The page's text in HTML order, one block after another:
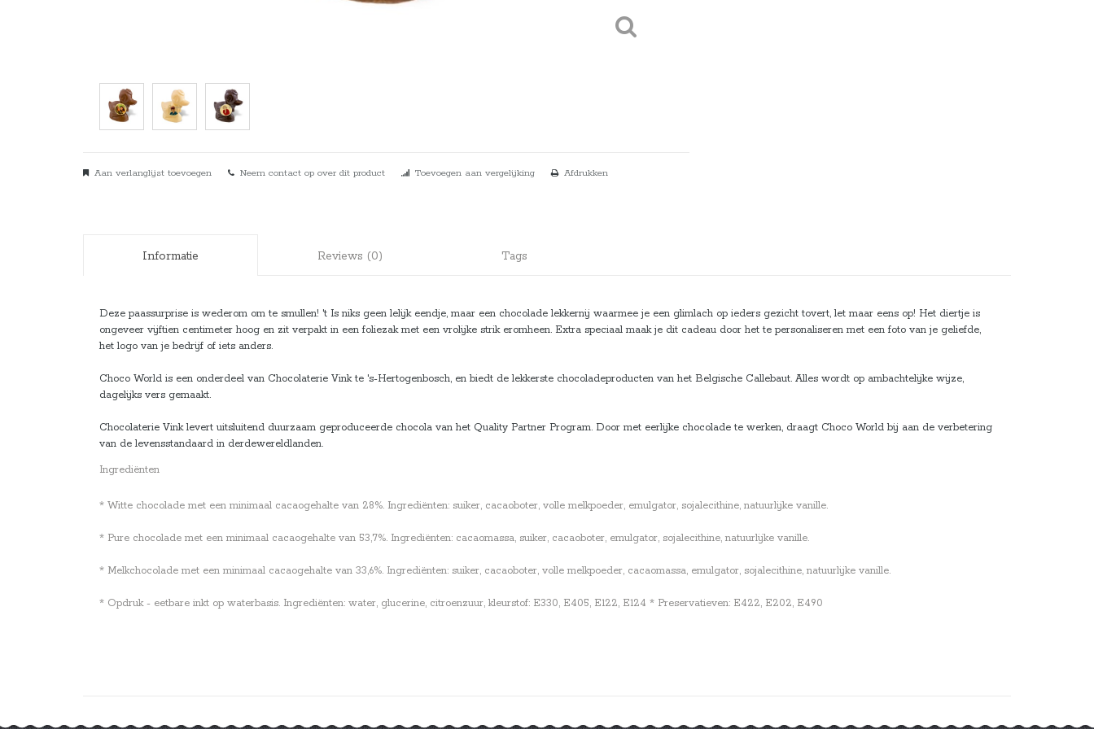
Aan verlanglijst toevoegen Neem contact op over dit product Toevoegen aan vergelijking Afdrukken
Informatie Reviews (0) Tags
Deze paassurprise is wederom om te smullen! 't Is niks geen lelijk eendje, maar een chocolade lekkernij waarmee je een glimlach op ieders gezicht tovert, let maar eens op! Het diertje is
ongeveer vijftien centimeter hoog en zit verpakt in een foliezak met een vrolijke strik eromheen. Extra speciaal maak je dit cadeau door het te personaliseren met een foto van je geliefde,
het logo van je bedrijf of iets anders.
Choco World is een onderdeel van Chocolaterie Vink te 's-Hertogenbosch, en biedt de lekkerste chocoladeproducten van het Belgische Callebaut. Alles wordt op ambachtelijke wijze,
dagelijks vers gemaakt.
Chocolaterie Vink levert uitsluitend duurzaam geproduceerde chocola van het Quality Partner Program. Door met eerlijke chocolade te werken, draagt Choco World bij aan de verbetering
van de levensstandaard in derdewereldlanden.
Ingrediënten
* Witte chocolade met een minimaal cacaogehalte van 28%. Ingrediënten: suiker, cacaoboter, volle melkpoeder, emulgator, sojalecithine, natuurlijke vanille.
* Pure chocolade met een minimaal cacaogehalte van 53,7%. Ingrediënten: cacaomassa, suiker, cacaoboter, emulgator, sojalecithine, natuurlijke vanille.
* Melkchocolade met een minimaal cacaogehalte van 33,6%. Ingrediënten: suiker, cacaoboter, volle melkpoeder, cacaomassa, emulgator, sojalecithine, natuurlijke vanille.
* Opdruk - eetbare inkt op waterbasis. Ingrediënten: water, glucerine, citroenzuur, kleurstof: E330, E405, E122, E124 * Preservatieven: E422, E202, E490